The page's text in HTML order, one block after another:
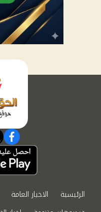
الرئيسية الاخبار العامة